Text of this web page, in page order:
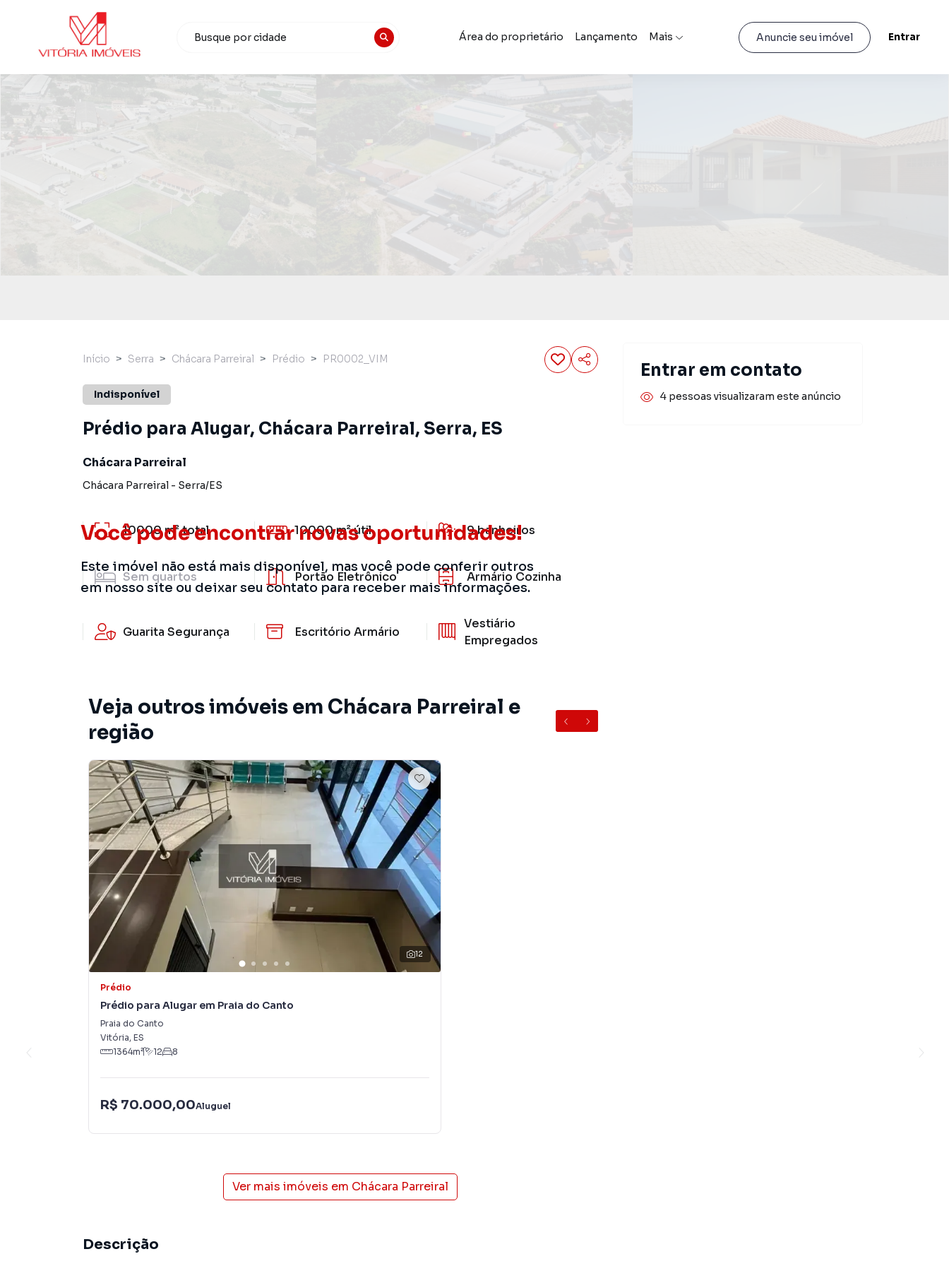
Área do proprietário Lançamento Mais Anuncie seu imóvel Entrar
Você pode encontrar novas oportunidades!
Este imóvel não está mais disponível, mas você pode conferir outros
em nosso site ou deixar seu contato para receber mais informações.
Início Serra Chácara Parreiral Prédio PR0002_VIM
Indisponível
Prédio para Alugar, Chácara Parreiral, Serra, ES
Chácara Parreiral
Chácara Parreiral - Serra/ES
10000 m²total 10000 m²útil 9banheiros
Sem quartos Portão Eletrônico Armário Cozinha
Guarita Segurança Escritório Armário
Vestiário
Empregados
Veja outros imóveis em Chácara Parreiral e
região
12
Prédio
Prédio para Alugar em Praia do Canto
Praia do Canto
Vitória, ES
1364m² 12 8
R$ 70.000,00Aluguel
Ver mais imóveis em Chácara Parreiral
Descrição
Entrar em contato
4 pessoas visualizaram este anúncio